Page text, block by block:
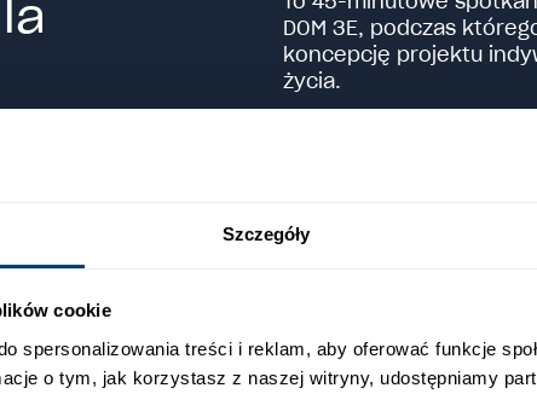
Szczegóły
cookie
spersonalizowania treści i reklam, aby oferować funkcje
o tym, jak korzystasz z naszej witryny, udostępniamy
DOM 3E, podczas
koncepcję projektu
życia.